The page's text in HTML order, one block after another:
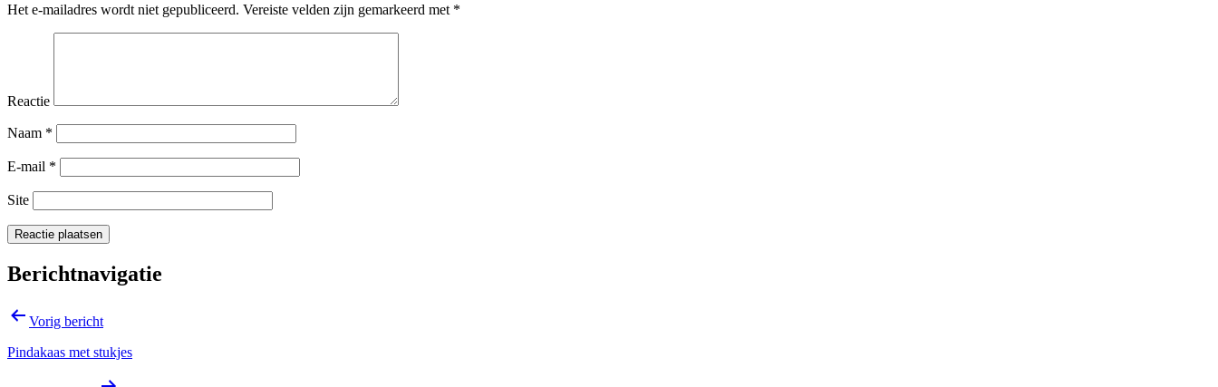
Het e-mailadres wordt niet gepubliceerd. Vereiste velden zijn gemarkeerd met *
Reactie
Naam *
E-mail *
Site
Berichtnavigatie
Vorig bericht
Pindakaas met stukjes